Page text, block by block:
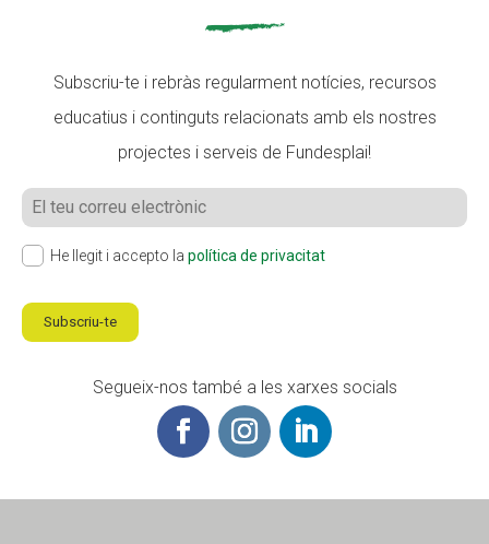
Subscriu-te i rebràs regularment notícies, recursos
educatius i continguts relacionats amb els nostres
projectes i serveis de Fundesplai!
He llegit i accepto la política de privacitat
Subscriu-te
Segueix-nos també a les xarxes socials